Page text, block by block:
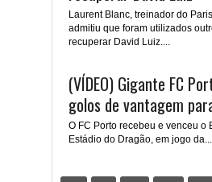
Laurent Blanc, treinador do
admitiu que foram utilizados
recuperar David Luiz....
(VÍDEO) Gigante FC
golos de vantagem
O FC Porto recebeu e venceu o
Estádio do Dragão, em jogo da...